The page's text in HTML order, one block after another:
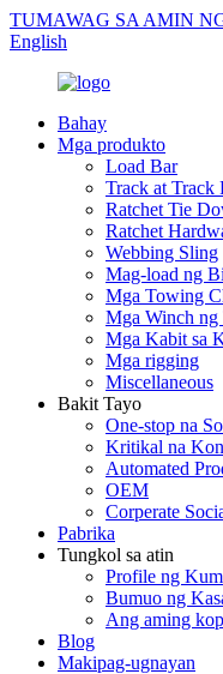
TUMAWAG SA AMIN
English
Bahay
Mga produkto
Load Bar
Track at Track
Ratchet Tie
Ratchet
Webbing Sling
Mag-load ng
Mga Towing
Mga Winch ng
Mga Kabit sa
Mga rigging
Miscellaneous
Bakit Tayo
One-stop na
Kritikal na
Automated
OEM
Corperate
Pabrika
Tungkol sa atin
Profile ng
Bumuo ng
Ang aming
Blog
Makipag-ugnayan